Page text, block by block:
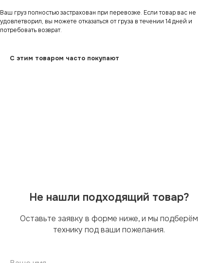
Ваш груз полностью застрахован при перевозке. Если товар вас не
удовлетворил, вы можете отказаться от груза в течении 14 дней и
потребовать возврат.
С этим товаром часто покупают
Не нашли подходящий товар?
Оставьте заявку в форме ниже, и мы подберём
технику под ваши пожелания.